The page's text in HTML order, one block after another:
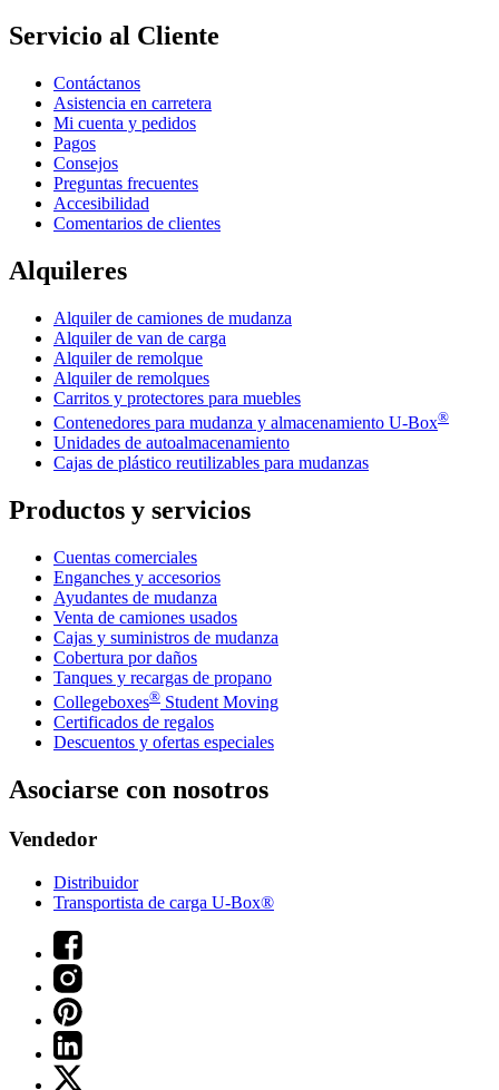
Servicio al Cliente
Contáctanos
Asistencia en carretera
Mi cuenta y pedidos
Pagos
Consejos
Preguntas frecuentes
Accesibilidad
Comentarios de clientes
Alquileres
Alquiler de camiones de mudanza
Alquiler de van de carga
Alquiler de remolque
Alquiler de remolques
Carritos y protectores para muebles
Contenedores para mudanza y almacenamiento U-Box®
Unidades de autoalmacenamiento
Cajas de plástico reutilizables para mudanzas
Productos y servicios
Cuentas comerciales
Enganches y accesorios
Ayudantes de mudanza
Venta de camiones usados
Cajas y suministros de mudanza
Cobertura por daños
Tanques y recargas de propano
Collegeboxes® Student Moving
Certificados de regalos
Descuentos y ofertas especiales
Asociarse con nosotros
Vendedor
Distribuidor
Transportista de carga U-Box®